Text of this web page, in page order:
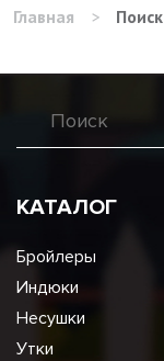
Главная > Поиск
КАТАЛОГ
Бройлеры
Индюки
Несушки
Утки